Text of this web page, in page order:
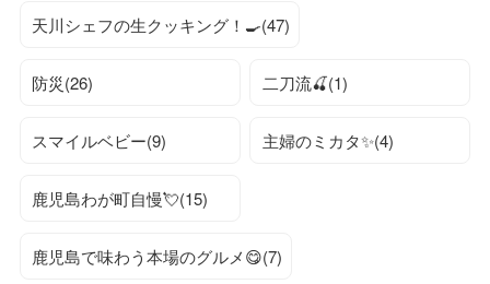
天川シェフの生クッキング！🍳(47)
防災(26) 二刀流🍒(1)
スマイルベビー(9) 主婦のミカタ✨(4)
鹿児島わが町自慢💘(15)
鹿児島で味わう本場のグルメ😋(7)